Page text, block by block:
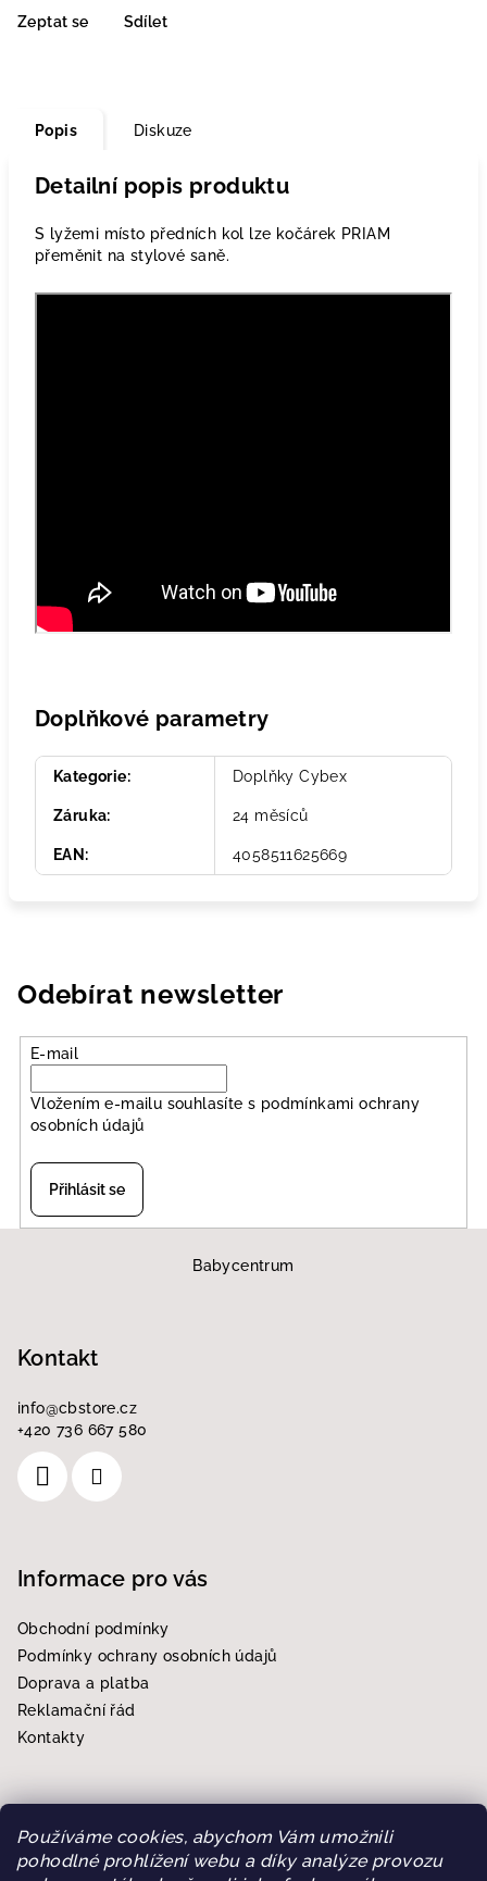
Používáme cookies, abychom Vám umožnili
pohodlné prohlížení webu a díky analýze provozu
Zeptat se Sdílet
Popis Diskuze
Detailní popis produktu
S lyžemi místo předních kol lze kočárek PRIAM
přeměnit na stylové saně.
Doplňkové parametry
Kategorie: Doplňky Cybex
Záruka: 24 měsíců
EAN : 4058511625669
Odebírat newsletter
E-mail
Vložením e-mailu souhlasíte s podmínkami ochrany
osobních údajů
Přihlásit se
Babycentrum
Kontakt
info@cbstore.cz
+420 736 667 580
Informace pro vás
Obchodní podmínky
Podmínky ochrany osobních údajů
Doprava a platba
Reklamační řád
Kontakty
Přijímáme online platby